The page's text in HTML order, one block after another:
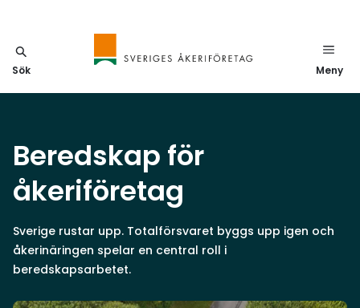
Sök Meny
Beredskap för
åkeriföretag
Sverige rustar upp. Totalförsvaret byggs upp igen och
åkerinäringen spelar en central roll i
beredskapsarbetet.